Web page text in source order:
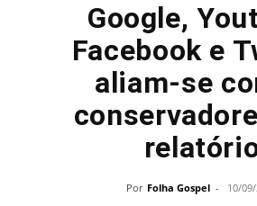
Google,
Facebook e
aliam-se
Por Folha Gospel - 10/